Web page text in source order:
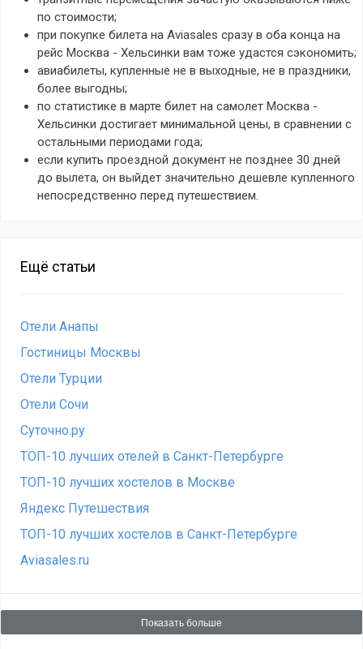
по стоимости;
при покупке билета на Aviasales сразу в оба конца на
рейс Москва - Хельсинки вам тоже удастся сэкономить;
авиабилеты, купленные не в выходные, не в праздники,
более выгодны;
по статистике в марте билет на самолет Москва -
Хельсинки достигает минимальной цены, в сравнении с
остальными периодами года;
если купить проездной документ не позднее 30 дней
до вылета, он выйдет значительно дешевле купленного
непосредственно перед путешествием.
Ещё статьи
Отели Анапы
Гостиницы Москвы
Отели Турции
Отели Сочи
Суточно.ру
ТОП-10 лучших отелей в Санкт-Петербурге
ТОП-10 лучших хостелов в Москве
Яндекс Путешествия
ТОП-10 лучших хостелов в Санкт-Петербурге
Aviasales.ru
Показать больше